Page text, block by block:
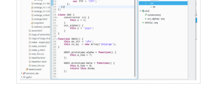
	this.vv_ay  = new Array('Enlarge');
	GOCC.prototype.alpha = function() {
		this.a_num = 7;
	};